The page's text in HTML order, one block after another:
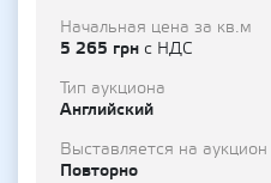
Начальная цена за кв.м
5 265 грн с НДС
Тип аукциона
Английский
Выставляется на аукцион
Повторно